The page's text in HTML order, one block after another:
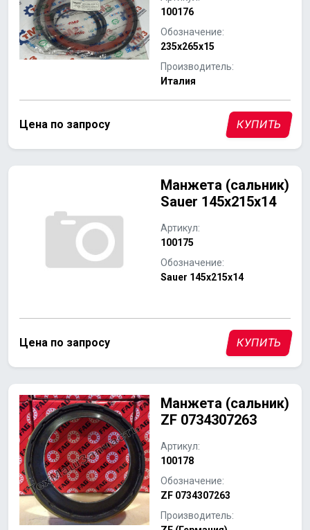
100176
Обозначение:
235x265x15
Производитель:
Италия
Цена по запросу КУПИТЬ
Манжета (сальник)
Sauer 145x215x14
Артикул:
100175
Обозначение:
Sauer 145x215x14
Цена по запросу КУПИТЬ
Манжета (сальник)
ZF 0734307263
Артикул:
100178
Обозначение:
ZF 0734307263
Производитель: